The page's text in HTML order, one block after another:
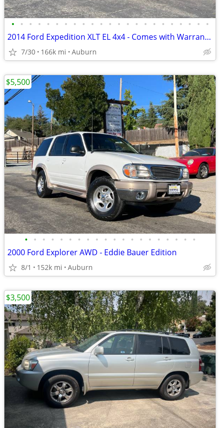
• • • • • • • • • • • • • • • • • • • • • • •
2014 Ford Expedition XLT EL 4x4 - Comes with Warranty!
7/30 166k mi Auburn
• • • • • • • • • • • • • • • • • • • •
2000 Ford Explorer AWD - Eddie Bauer Edition
8/1 152k mi Auburn
$5,500
$3,500